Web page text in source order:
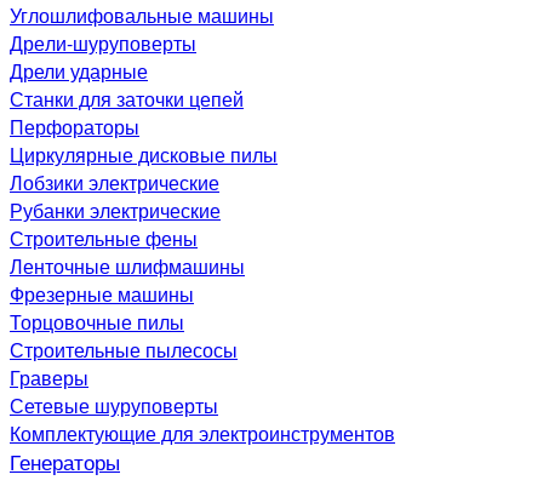
Углошлифовальные машины
Дре­ли-шу­рупо­вер­ты
Дрели ударные
Станки для заточки цепей
Перфораторы
Циркулярные дисковые пилы
Лобзики электрические
Рубанки электрические
Строительные фены
Ленточные шлифмашины
Фрезерные машины
Торцовочные пилы
Строительные пылесосы
Граверы
Сетевые шуруповерты
Комплектующие для электроинструментов
Генераторы